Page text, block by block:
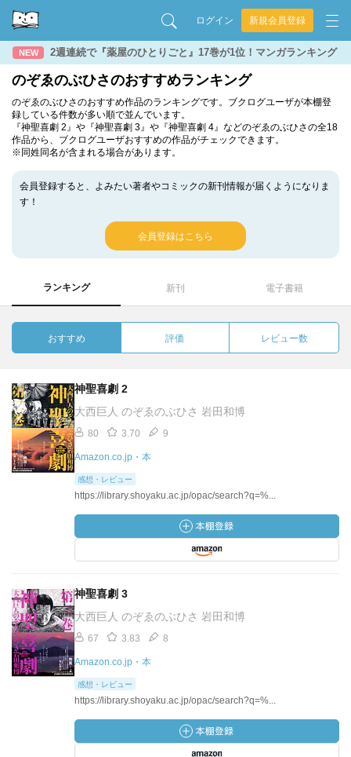
ログイン 新規会員登録
NEW 2週連続で『薬屋のひとりごと』17巻が1位！マンガランキング
のぞゑのぶひさのおすすめランキング
のぞゑのぶひさのおすすめ作品のランキングです。ブクログユーザが本棚登
録している件数が多い順で並んでいます。
『神聖喜劇 2』や『神聖喜劇 3』や『神聖喜劇 4』などのぞゑのぶひさの全18
作品から、ブクログユーザおすすめの作品がチェックできます。
※同姓同名が含まれる場合があります。
会員登録すると、よみたい著者やコミックの新刊情報が届くようになりま
す！
会員登録はこちら
ランキング 新刊 電子書籍
おすすめ 評価 レビュー数
神聖喜劇 2
大西巨人 のぞゑのぶひさ 岩田和博
80 3.70 9
Amazon.co.jp・本
感想・レビュー
https://library.shoyaku.ac.jp/opac/search?q=%...
神聖喜劇 3
大西巨人 のぞゑのぶひさ 岩田和博
67 3.83 8
Amazon.co.jp・本
感想・レビュー
https://library.shoyaku.ac.jp/opac/search?q=%...